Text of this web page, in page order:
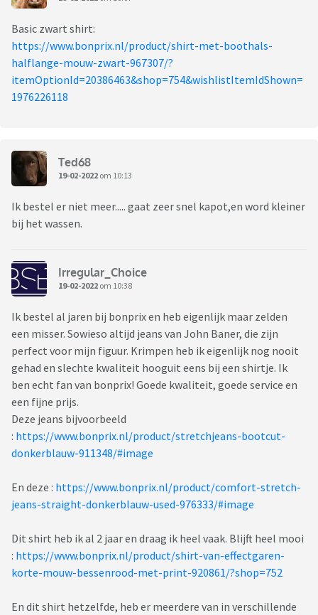
Basic zwart shirt:
https://www.bonprix.nl/product/shirt-met-boothals-
halflange-mouw-zwart-967307/?
itemOptionId=20386463&shop=754&wishlistItemIdShown=
1976226118
Ted68
19-02-2022 om 10:13
Ik bestel er niet meer..... gaat zeer snel kapot,en word kleiner
bij het wassen.
Irregular_Choice
19-02-2022 om 10:38
Ik bestel al jaren bij bonprix en heb eigenlijk maar zelden
een misser. Sowieso altijd jeans van John Baner, die zijn
perfect voor mijn figuur. Krimpen heb ik eigenlijk nog nooit
gehad en slechte kwaliteit hooguit eens bij een shirtje. Ik
ben echt fan van bonprix! Goede kwaliteit, goede service en
een fijne prijs.
Deze jeans bijvoorbeeld
: https://www.bonprix.nl/product/stretchjeans-bootcut-
donkerblauw-911348/#image
En deze : https://www.bonprix.nl/product/comfort-stretch-
jeans-straight-donkerblauw-used-976333/#image
Dit shirt heb ik al 2 jaar en draag ik heel vaak. Blijft heel mooi
: https://www.bonprix.nl/product/shirt-van-effectgaren-
korte-mouw-bessenrood-met-print-920861/?shop=752
En dit shirt hetzelfde, heb er meerdere van in verschillende